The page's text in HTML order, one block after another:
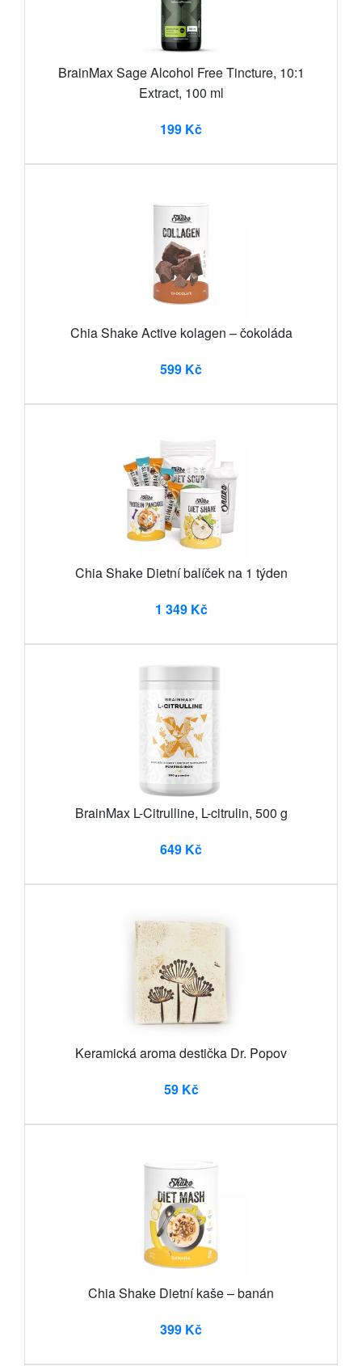
BrainMax Sage Alcohol Free Tincture, 10:1
Extract, 100 ml
199 Kč
Chia Shake Active kolagen – čokoláda
599 Kč
Chia Shake Dietní balíček na 1 týden
1 349 Kč
BrainMax L-Citrulline, L-citrulin, 500 g
649 Kč
Keramická aroma destička Dr. Popov
59 Kč
Chia Shake Dietní kaše – banán
399 Kč